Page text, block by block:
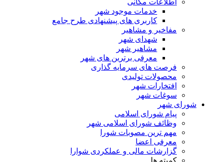
اطلاعات مکانی
خدمات موجود شهر
کاربری های پیشنهادی طرح جامع
مفاخیر و مشاهیر
شهدای شهر
مشاهیر شهر
معرفی برترین های شهر
فرصت های سرمایه گذاری
محصولات تولیدی
افتخارات شهر
سوغات شهر
شورای شهر
پیام شورای اسلامی
وظائف شورای اسلامی شهر
مهم ترین مصوبات شورا
معرفی اعضا
گزارشات مالی و عملکردی شوارا